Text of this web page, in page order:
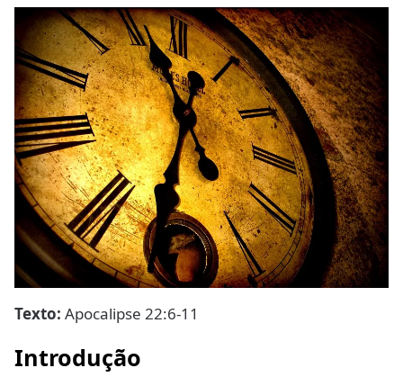
Texto: Apocalipse 22:6-11
Introdução